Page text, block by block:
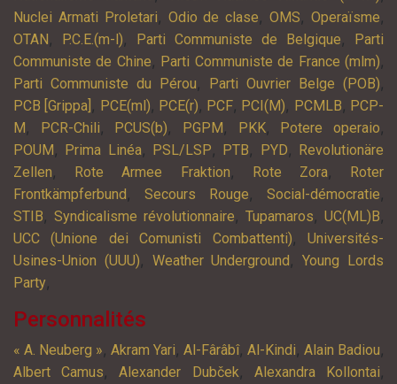
Nuclei Armati Proletari, Odio de clase,OMS,Operaïsme,
OTAN , P.C.E.(m-l), Parti Communiste de Belgique,
Parti
Communiste de Chine, Parti Communiste de France (mlm),
Parti Communiste du Pérou, Parti Ouvrier Belge (POB),
PCB [Grippa] , PCE(ml), PCE(r), PCF, PCI(M), PCMLB, PCP-
M , PCR-Chili, PCUS(b), PGPM , PKK, Potere operaio,
POUM , Prima Linéa, PSL/LSP, PTB, PYD,
Revolutionäre
Zellen, Rote Armee Fraktion, Rote Zora,
Roter
Frontkämpferbund , Secours Rouge, Social-démocratie,
STIB, Syndicalisme révolutionnaire, Tupamaros, UC(ML)B,
UCC (Unione dei Comunisti Combattenti),Universités-
Usines-Union (UUU), Weather Underground ,Young Lords
Party,
Personnalités
« A. Neuberg », Akram Yari, Al-Fârâbî, Al-Kindi, Alain Badiou,
Albert Camus,Alexander Dubček, Alexandra Kollontai,